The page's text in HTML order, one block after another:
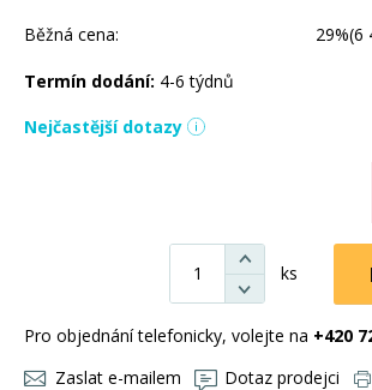
Běžná cena: 29%(6
Termín dodání: 4-6 týdnů
Nejčastější dotazy
ks
Pro objednání telefonicky, volejte na +420
Zaslat e-mailem
Dotaz prodejci